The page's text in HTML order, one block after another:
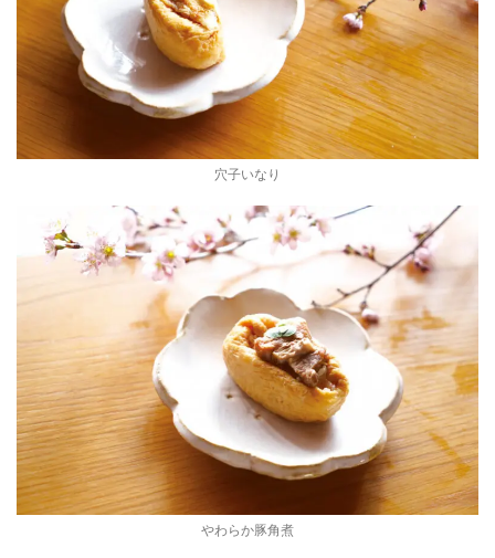
穴子いなり
やわらか豚角煮